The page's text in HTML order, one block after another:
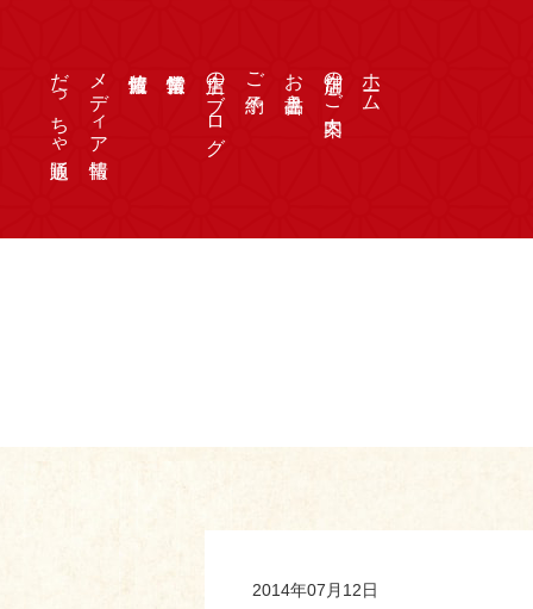
ホーム
店舗のご案内
お品書き
ご予約
店主のブログ
メディア情報
だっちゃ通販
2014年07月12日